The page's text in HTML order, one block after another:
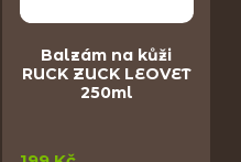
Balzám na kůži
RUCK ZUCK LEOVET
250ml